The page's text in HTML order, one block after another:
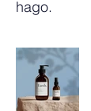
hago.